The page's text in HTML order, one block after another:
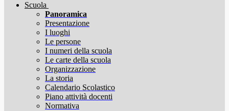
Scuola
Panoramica
Presentazione
I luoghi
Le persone
I numeri della scuola
Le carte della scuola
Organizzazione
La storia
Calendario Scolastico
Piano attività docenti
Normativa